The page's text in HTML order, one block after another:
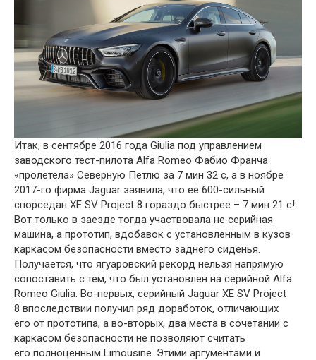
Итак, в сентябре 2016 года Giulia под управлением
заводского тест-пилота Alfa Romeo Фабио Франча
«пролетела» Северную Петлю за 7 мин 32 с, а в ноябре
2017-го фирма Jaguar заявила, что её 600-сильный
спорседан XE SV Project 8 гораздо быстрее – 7 мин 21 с!
Вот только в заезде тогда участвовала не серийная
машина, а прототип, вдобавок с установленным в кузов
каркасом безопасности вместо заднего сиденья.
Получается, что ягуаровский рекорд нельзя напрямую
сопоставить с тем, что был установлен на серийной Alfa
Romeo Giulia. Во-первых, серийный Jaguar XE SV Project
8 впоследствии получил ряд доработок, отличающих
его от прототипа, а во-вторых, два места в сочетании с
каркасом безопасности не позволяют считать
его полноценным Limousine. Этими аргументами и